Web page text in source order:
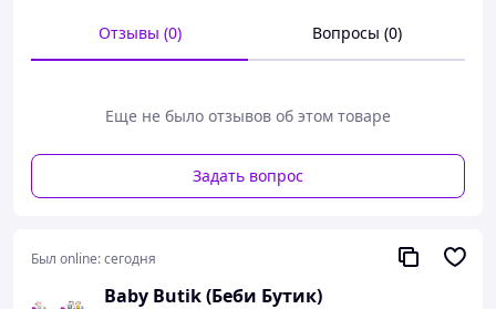
Отзывы (0) Вопросы (0)
Еще не было отзывов об этом товаре
Задать вопрос
Был online:сегодня
Baby Butik (Беби Бутик)